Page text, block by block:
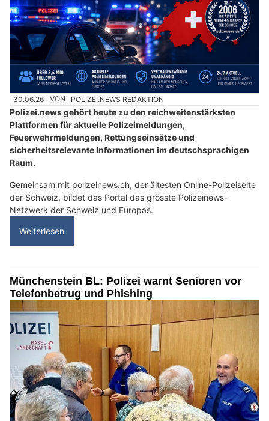
30.06.26 VON POLIZEI.NEWS REDAKTION
Polizei.news gehört heute zu den reichweitenstärksten
Plattformen für aktuelle Polizeimeldungen,
Feuerwehrmeldungen, Rettungseinsätze und
sicherheitsrelevante Informationen im deutschsprachigen
Raum.
Gemeinsam mit polizeinews.ch, der ältesten Online-Polizeiseite
der Schweiz, bildet das Portal das grösste Polizeinews-
Netzwerk der Schweiz und Europas.
Weiterlesen
Münchenstein BL: Polizei warnt Senioren vor
Telefonbetrug und Phishing